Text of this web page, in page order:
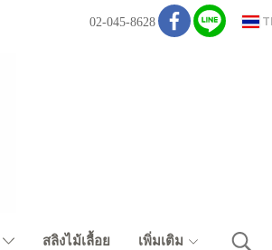
02-045-8628
สลิงไม้เลื้อย เพิ่มเติม